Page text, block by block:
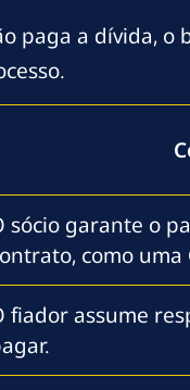
paga a dívida,
sócio garante o
como uma
fiador assume